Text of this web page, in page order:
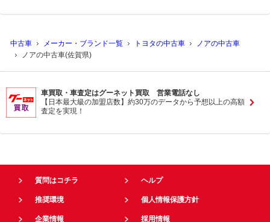
中古車 メーカー・ブランド一覧 トヨタの中古車
ノアの中古車
ノアの中古車(佐賀県)
車買取・車査定はグーネット買取 営業電話なし
【日本最大級の加盟店数】約30万のデータから予想以上の高額
査定を実現！
質問はコチラ ヘルプ
推奨環境 個人情報保護方針
企業情報 採用情報